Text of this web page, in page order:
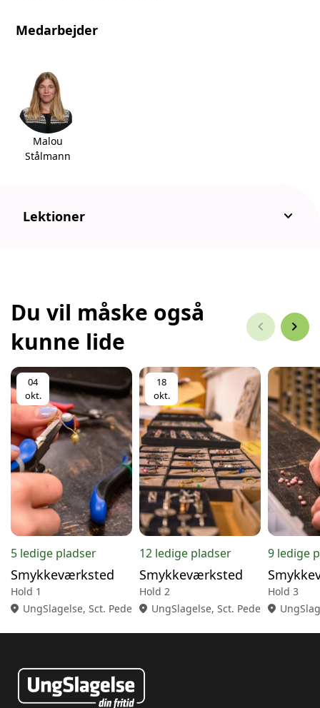
Medarbejder
Malou
Stålmann
Lektioner keyboard_arrow_down
Du vil måske også
kunne lide
chevron_left chevron_right
04
okt.
5 ledige pladser
Smykkeværksted
Hold 1
location_on UngSlagelse, Sct. Pedersgade 18, 2., 4200 Slagelse
18
okt.
12 ledige pladser
Smykkeværksted
Hold 2
location_on UngSlagelse, Sct. Pedersgade 18,
9 ledige
Hold 3
location_on